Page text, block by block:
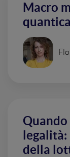
Macro
della